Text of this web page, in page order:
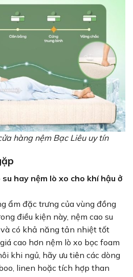
hàng nệm Bạc Liêu uy tín
hay nệm lò xo cho khí hậu ở
ẩm đặc trưng của vùng đồng
điều kiện này, nệm cao su
có khả năng tản nhiệt tốt
cao hơn nệm lò xo bọc foam
khi ngủ, hãy ưu tiên các dòng
linen hoặc tích hợp than